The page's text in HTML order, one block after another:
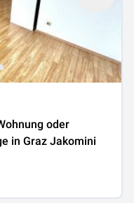
oder
in Graz Jakomini